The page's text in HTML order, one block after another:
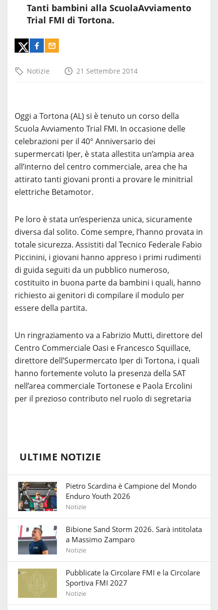
Tanti bambini alla ScuolaAvviamento
Trial FMI di Tortona.
Notizie 21 Settembre 2014
Oggi a Tortona (AL) si è tenuto un corso della
Scuola Avviamento Trial FMI. In occasione delle
celebrazioni per il 40° Anniversario dei
supermercati Iper, è stata allestita un’ampia area
all’interno del centro commerciale, area che ha
attirato tanti giovani pronti a provare le minitrial
elettriche Betamotor.
Pe loro è stata un’esperienza unica, sicuramente
diversa dal solito. Come sempre, l’hanno provata in
totale sicurezza. Assistiti dal Tecnico Federale Fabio
Piccinini, i giovani hanno appreso i primi rudimenti
di guida seguiti da un pubblico numeroso,
costituito in buona parte da bambini i quali, hanno
richiesto ai genitori di compilare il modulo per
essere della partita.
Un ringraziamento va a Fabrizio Mutti, direttore del
Centro Commerciale Oasi e Francesco Squillace,
direttore dell’Supermercato Iper di Tortona, i quali
hanno fortemente voluto la presenza della SAT
nell’area commerciale Tortonese e Paola Ercolini
per il prezioso contributo nel ruolo di segretaria
ULTIME NOTIZIE
Pietro Scardina è Campione del Mondo
Enduro Youth 2026
Notizie
Bibione Sand Storm 2026. Sarà intitolata
a Massimo Zamparo
Notizie
Pubblicate la Circolare FMI e la Circolare
Sportiva FMI 2027
Notizie